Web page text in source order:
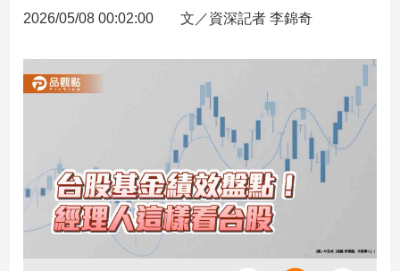
新
產
經/
產
品
2026/05/08 00:02:00 文／資深記者 李錦奇